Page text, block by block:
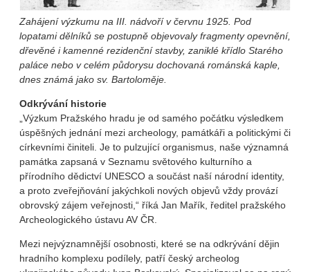
Zahájení výzkumu na III. nádvoří v červnu 1925. Pod
lopatami dělníků se postupně objevovaly fragmenty opevnění,
dřevěné i kamenné rezidenční stavby, zaniklé křídlo Starého
paláce nebo v celém půdorysu dochovaná románská kaple,
dnes známá jako sv. Bartoloměje.
Odkrývání historie
„Výzkum Pražského hradu je od samého počátku výsledkem
úspěšných jednání mezi archeology, památkáři a politickými či
církevními činiteli. Je to pulzující organismus, naše významná
památka zapsaná v Seznamu světového kulturního a
přírodního dědictví UNESCO a součást naší národní identity,
a proto zveřejňování jakýchkoli nových objevů vždy provází
obrovský zájem veřejnosti,“ říká Jan Mařík, ředitel pražského
Archeologického ústavu AV ČR.
Mezi nejvýznamnější osobnosti, které se na odkrývání dějin
hradního komplexu podílely, patří český archeolog